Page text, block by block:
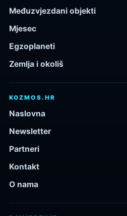
Međuzvjezdani objekti
Mjesec
Egzoplaneti
Zemlja i okoliš
KOZMOS.HR
Naslovna
Newsletter
Partneri
Kontakt
O nama